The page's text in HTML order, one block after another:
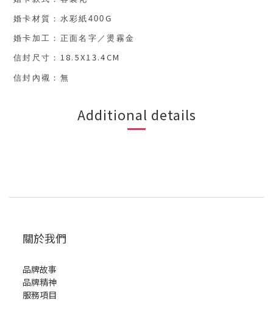
婚卡材質： 水彩紙400 G
婚卡加工：正面名字／燙霧金
信封尺寸： 18.5X13.4CM
信封內襯 ：無
Additional details
關於我們
品牌故事
品牌精神
服務項目